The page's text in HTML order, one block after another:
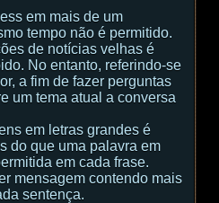
em mais de um
tempo não é permitido.
de notícias velhas é
No entanto, referindo-se
a fim de fazer perguntas
um tema atual a conversa
em letras grandes é
do que uma palavra em
em cada frase.
mensagem contendo mais
sentença.